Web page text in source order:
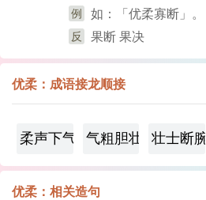
例 如：「优柔寡断」。
反 果断 果决
优柔：成语接龙顺接
柔声下气 气粗胆壮 壮士断腕
优柔：相关造句